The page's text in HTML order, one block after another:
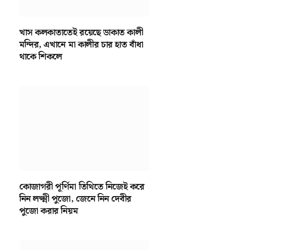
খাস কলকাতাতেই রয়েছে ডাকাত কালী
মন্দির, এখানে মা কালীর চার হাত বাঁধা
থাকে শিকলে
কোজাগরী পূর্ণিমা তিথিতে নিজেই করে
নিন লক্ষ্মী পুজো, জেনে নিন দেবীর
পুজো করার নিয়ম